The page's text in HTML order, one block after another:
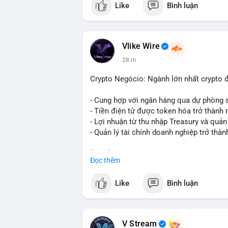
không phải hành động phân tán nhỏ
hạn có thể gia tăng, ảnh hưởng đến
vì thoát ra.
Lời khuyên ngắn gọn cho nhà đầu tư
trong 24-48 giờ tới. Đừng vội hành động
lẻ; hãy quan sát thêm các lệnh tiếp
chỉnh vị thế.
#72dot2609btc #4triệu7usd
Like Bình luận
Vlike Wire
28 m
Crypto Negócio: Ngành lớn nhất crypto
- Cung hợp với ngân hàng qua dự phòng
- Tiền điện tử được token hóa trở thành
- Lợi nhuận từ thu nhập Treasury và
- Quản lý tài chính doanh nghiệp trở
📰 Nguồn: Cointelegraph
Đọc thêm
Like Bình luận
V Stream